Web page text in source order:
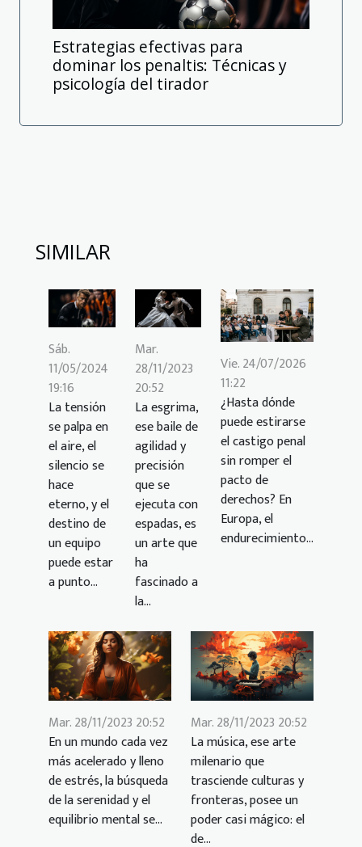
Estrategias efectivas para
dominar los penaltis: Técnicas y
psicología del tirador
SIMILAR
Sáb.
11/05/2024
19:16
La tensión
se palpa en
el aire, el
silencio se
hace
eterno, y el
destino de
un equipo
puede estar
a punto...
Mar.
28/11/2023
20:52
La esgrima,
ese baile de
agilidad y
precisión
que se
ejecuta con
espadas, es
un arte que
ha
fascinado a
la...
Vie. 24/07/2026
11:22
¿Hasta dónde
puede estirarse
el castigo penal
sin romper el
pacto de
derechos? En
Europa, el
endurecimiento...
Mar. 28/11/2023 20:52
En un mundo cada vez
más acelerado y lleno
de estrés, la búsqueda
de la serenidad y el
equilibrio mental se...
Mar. 28/11/2023 20:52
La música, ese arte
milenario que
trasciende culturas y
fronteras, posee un
poder casi mágico: el
de...